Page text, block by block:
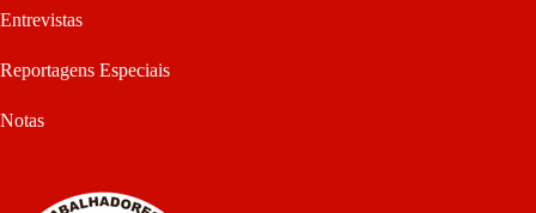
Entrevistas
Reportagens Especiais
Notas